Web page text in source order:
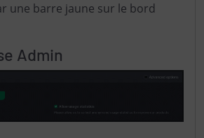
une barre jaune sur le bord
Admin